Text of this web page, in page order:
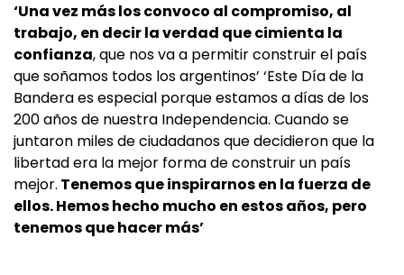
‘Una vez más los convoco al compromiso, al
trabajo, en decir la verdad que cimienta la
confianza, que nos va a permitir construir el país
que soñamos todos los argentinos’ ‘Este Día de la
Bandera es especial porque estamos a días de los
200 años de nuestra Independencia. Cuando se
juntaron miles de ciudadanos que decidieron que la
libertad era la mejor forma de construir un país
mejor. Tenemos que inspirarnos en la fuerza de
ellos. Hemos hecho mucho en estos años, pero
tenemos que hacer más’